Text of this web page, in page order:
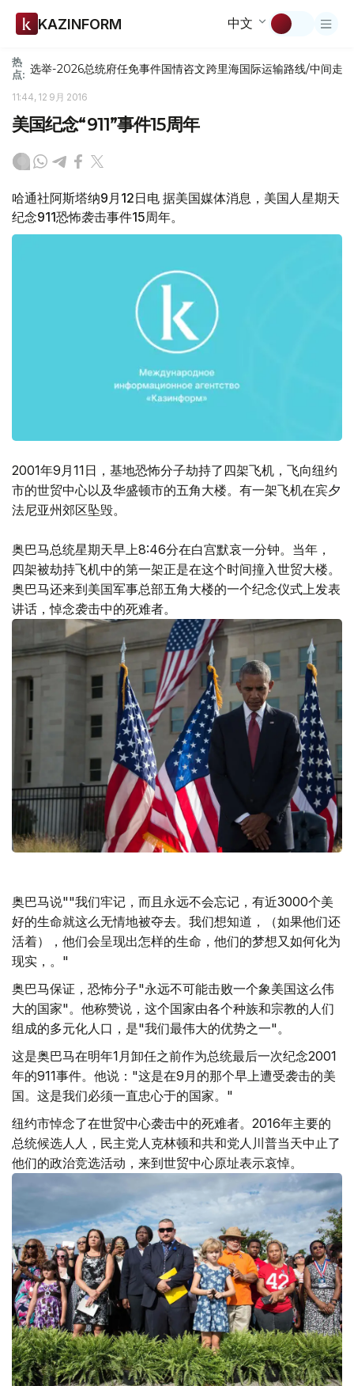
KAZINFORM 中文
热
点: 选举-2026总统府任免事件国情咨文跨里海国际运输路线/中间走廊
11:44, 12 9月 2016
美国纪念“911”事件15周年
哈通社阿斯塔纳9月12日电 据美国媒体消息，美国人星期天
纪念911恐怖袭击事件15周年。
2001年9月11日，基地恐怖分子劫持了四架飞机，飞向纽约
市的世贸中心以及华盛顿市的五角大楼。有一架飞机在宾夕
法尼亚州郊区坠毁。
奥巴马总统星期天早上8:46分在白宫默哀一分钟。当年，
四架被劫持飞机中的第一架正是在这个时间撞入世贸大楼。
奥巴马还来到美国军事总部五角大楼的一个纪念仪式上发表
讲话，悼念袭击中的死难者。
奥巴马说""我们牢记，而且永远不会忘记，有近3000个美
好的生命就这么无情地被夺去。我们想知道，（如果他们还
活着），他们会呈现出怎样的生命，他们的梦想又如何化为
现实，。"
奥巴马保证，恐怖分子"永远不可能击败一个象美国这么伟
大的国家"。他称赞说，这个国家由各个种族和宗教的人们
组成的多元化人口，是"我们最伟大的优势之一"。
这是奥巴马在明年1月卸任之前作为总统最后一次纪念2001
年的911事件。他说："这是在9月的那个早上遭受袭击的美
国。这是我们必须一直忠心于的国家。"
纽约市悼念了在世贸中心袭击中的死难者。2016年主要的
总统候选人人，民主党人克林顿和共和党人川普当天中止了
他们的政治竞选活动，来到世贸中心原址表示哀悼。